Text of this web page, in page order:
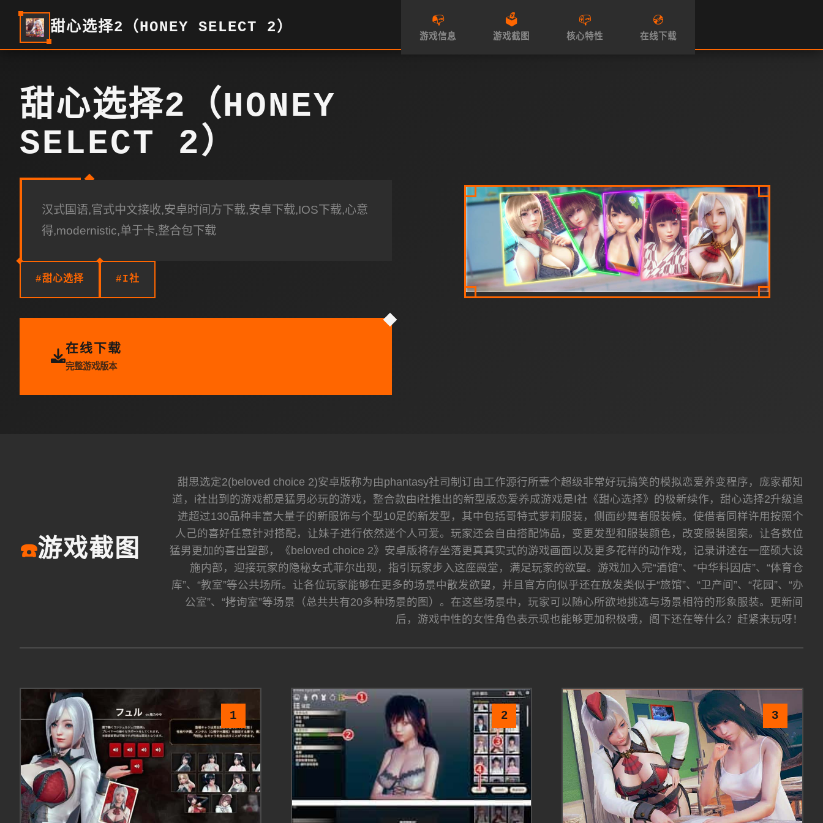
甜心选择2（HONEY SELECT 2） 📭
游戏信息
🗳️
游戏截图
📪
核心特性
💿
在线下载
甜心选择2（HONEY
SELECT 2）
汉式国语,官式中文接收,安卓时间方下载,安卓下载,IOS下载,心意
得,modernistic,单于卡,整合包下载
#甜心选择 #I社
在线下载
完整游戏版本
☎️游戏截图
甜思选定2(beloved choice 2)安卓版称为由phantasy社司制订由工作源行所壹个超级非常好玩搞笑的模拟恋爱养变程序，庞家都知
道，i社出到的游戏都是猛男必玩的游戏，整合款由i社推出的新型版恋爱养成游戏是I社《甜心选择》的极新续作，甜心选择2升级追
进超过130品种丰富大量子的新服饰与个型10足的新发型，其中包括哥特式萝莉服装，侧面纱舞者服装候。使借者同样许用按照个
人己的喜好任意针对搭配，让妹子进行依然迷个人可爱。玩家还会自由搭配饰品，变更发型和服装颜色，改变服装图案。让各数位
猛男更加的喜出望部，《beloved choice 2》安卓版将存坐落更真真实式的游戏画面以及更多花样的动作戏，记录讲述在一座硕大设
施内部，迎接玩家的隐秘女式菲尔出现，指引玩家步入这座殿堂，满足玩家的欲望。游戏加入完“酒馆”、“中华料因店”、“体育仓
库”、“教室”等公共场所。让各位玩家能够在更多的场景中散发欲望，并且官方向似乎还在放发类似于“旅馆”、“卫产间”、“花园”、“办
公室”、“拷询室”等场景（总共共有20多种场景的图）。在这些场景中，玩家可以随心所欲地挑选与场景相符的形象服装。更新间
后，游戏中性的女性角色表示现也能够更加积极哦，阁下还在等什么？赶紧来玩呀！
1 2 3